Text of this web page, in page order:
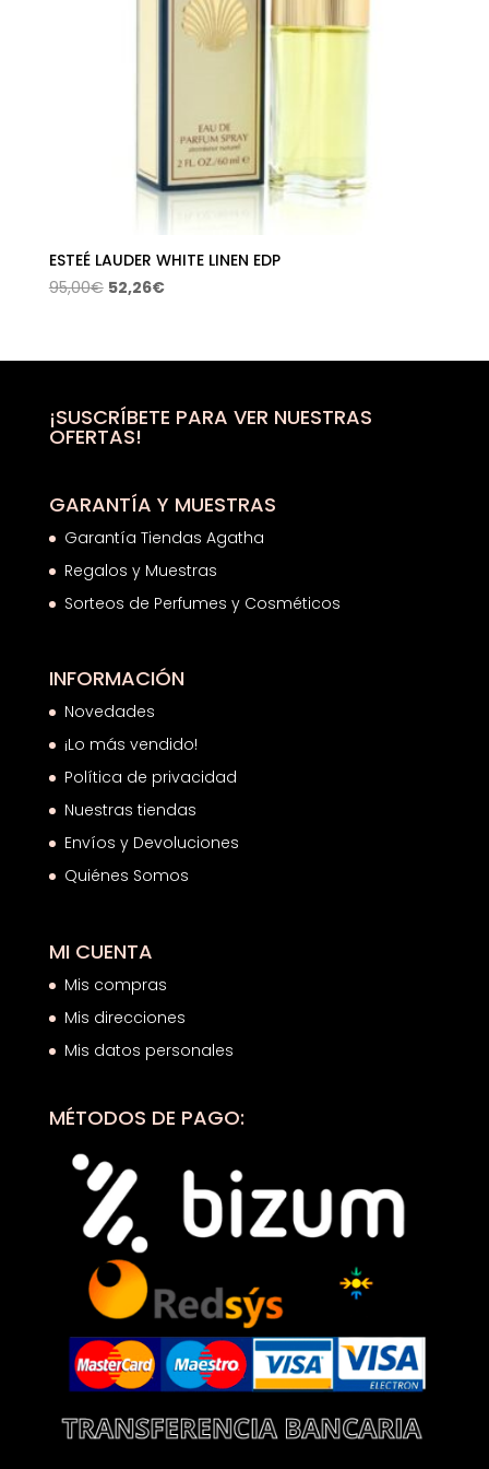
ESTEÉ LAUDER WHITE LINEN EDP
95,00€ El
era:
52,26€El
es:
¡SUSCRÍBETE PARA VER NUESTRAS
OFERTAS!
GARANTÍA Y MUESTRAS
Garantía Tiendas Agatha
Regalos y Muestras
Sorteos de Perfumes y Cosméticos
INFORMACIÓN
Novedades
¡Lo más vendido!
Política de privacidad
Nuestras tiendas
Envíos y Devoluciones
Quiénes Somos
MI CUENTA
Mis compras
Mis direcciones
Mis datos personales
MÉTODOS DE PAGO: